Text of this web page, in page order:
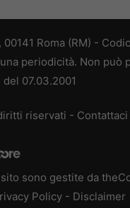
Roma (RM) -
periodicità. Non
07.03.2001
riservati - Contattaci
sono gestite da
Policy - Disclaimer